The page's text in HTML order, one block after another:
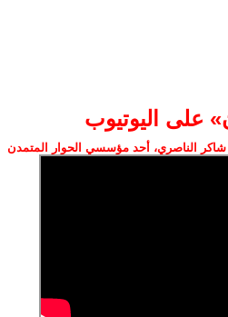
على اليوتيوب
الناصري، أحد مؤسسي الحوار المتمدن